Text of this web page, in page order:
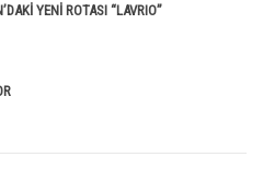
YENİ ROTASI “LAVRIO”